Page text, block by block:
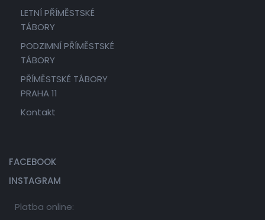
LETNÍ PŘÍMĚSTSKÉ
TÁBORY
PODZIMNÍ PŘÍMĚSTSKÉ
TÁBORY
PŘÍMĚSTSKÉ TÁBORY
PRAHA 11
Kontakt
FACEBOOK
INSTAGRAM
Platba online: